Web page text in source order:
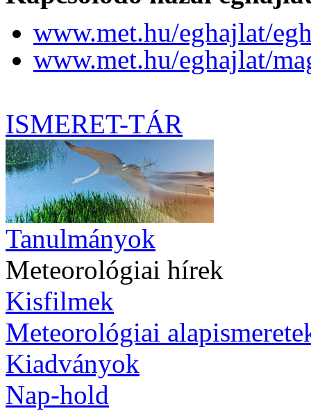
www.met.hu/eghajlat/
www.met.hu/eghajlat/
ISMERET-TÁR
Tanulmányok
Meteorológiai hírek
Kisfilmek
Meteorológiai
Kiadványok
Nap-hold